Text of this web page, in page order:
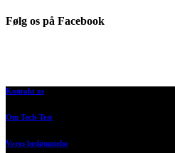
Følg os på Facebook
Kontakt os
Om Tech-Test
Vores bedømmelse